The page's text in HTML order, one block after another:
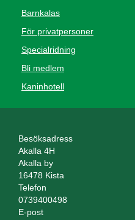
Barnkalas
För privatpersoner
Specialridning
Bli medlem
Kaninhotell
Besöksadress
Akalla 4H
Akalla by
16478 Kista
Telefon
0739400498
E-post